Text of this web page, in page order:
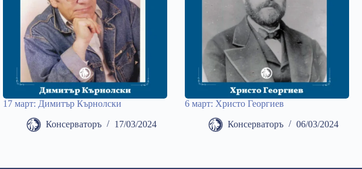
17 март: Димитър Кърнолски
Консерваторъ 17/03/2024
6 март: Христо Георгиев
Консерваторъ 06/03/2024